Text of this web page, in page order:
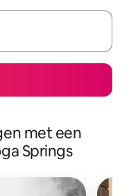
zijn, maak je een keuze
met een
Springs